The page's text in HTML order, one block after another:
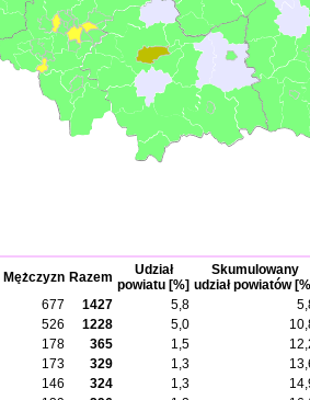
Mężczyzn Razem
Udział
powiatu [%]
Skumulowany
udział powiatów
677 1427 5,8
526 1228 5,0
178 365 1,5
173 329 1,3
146 324 1,3